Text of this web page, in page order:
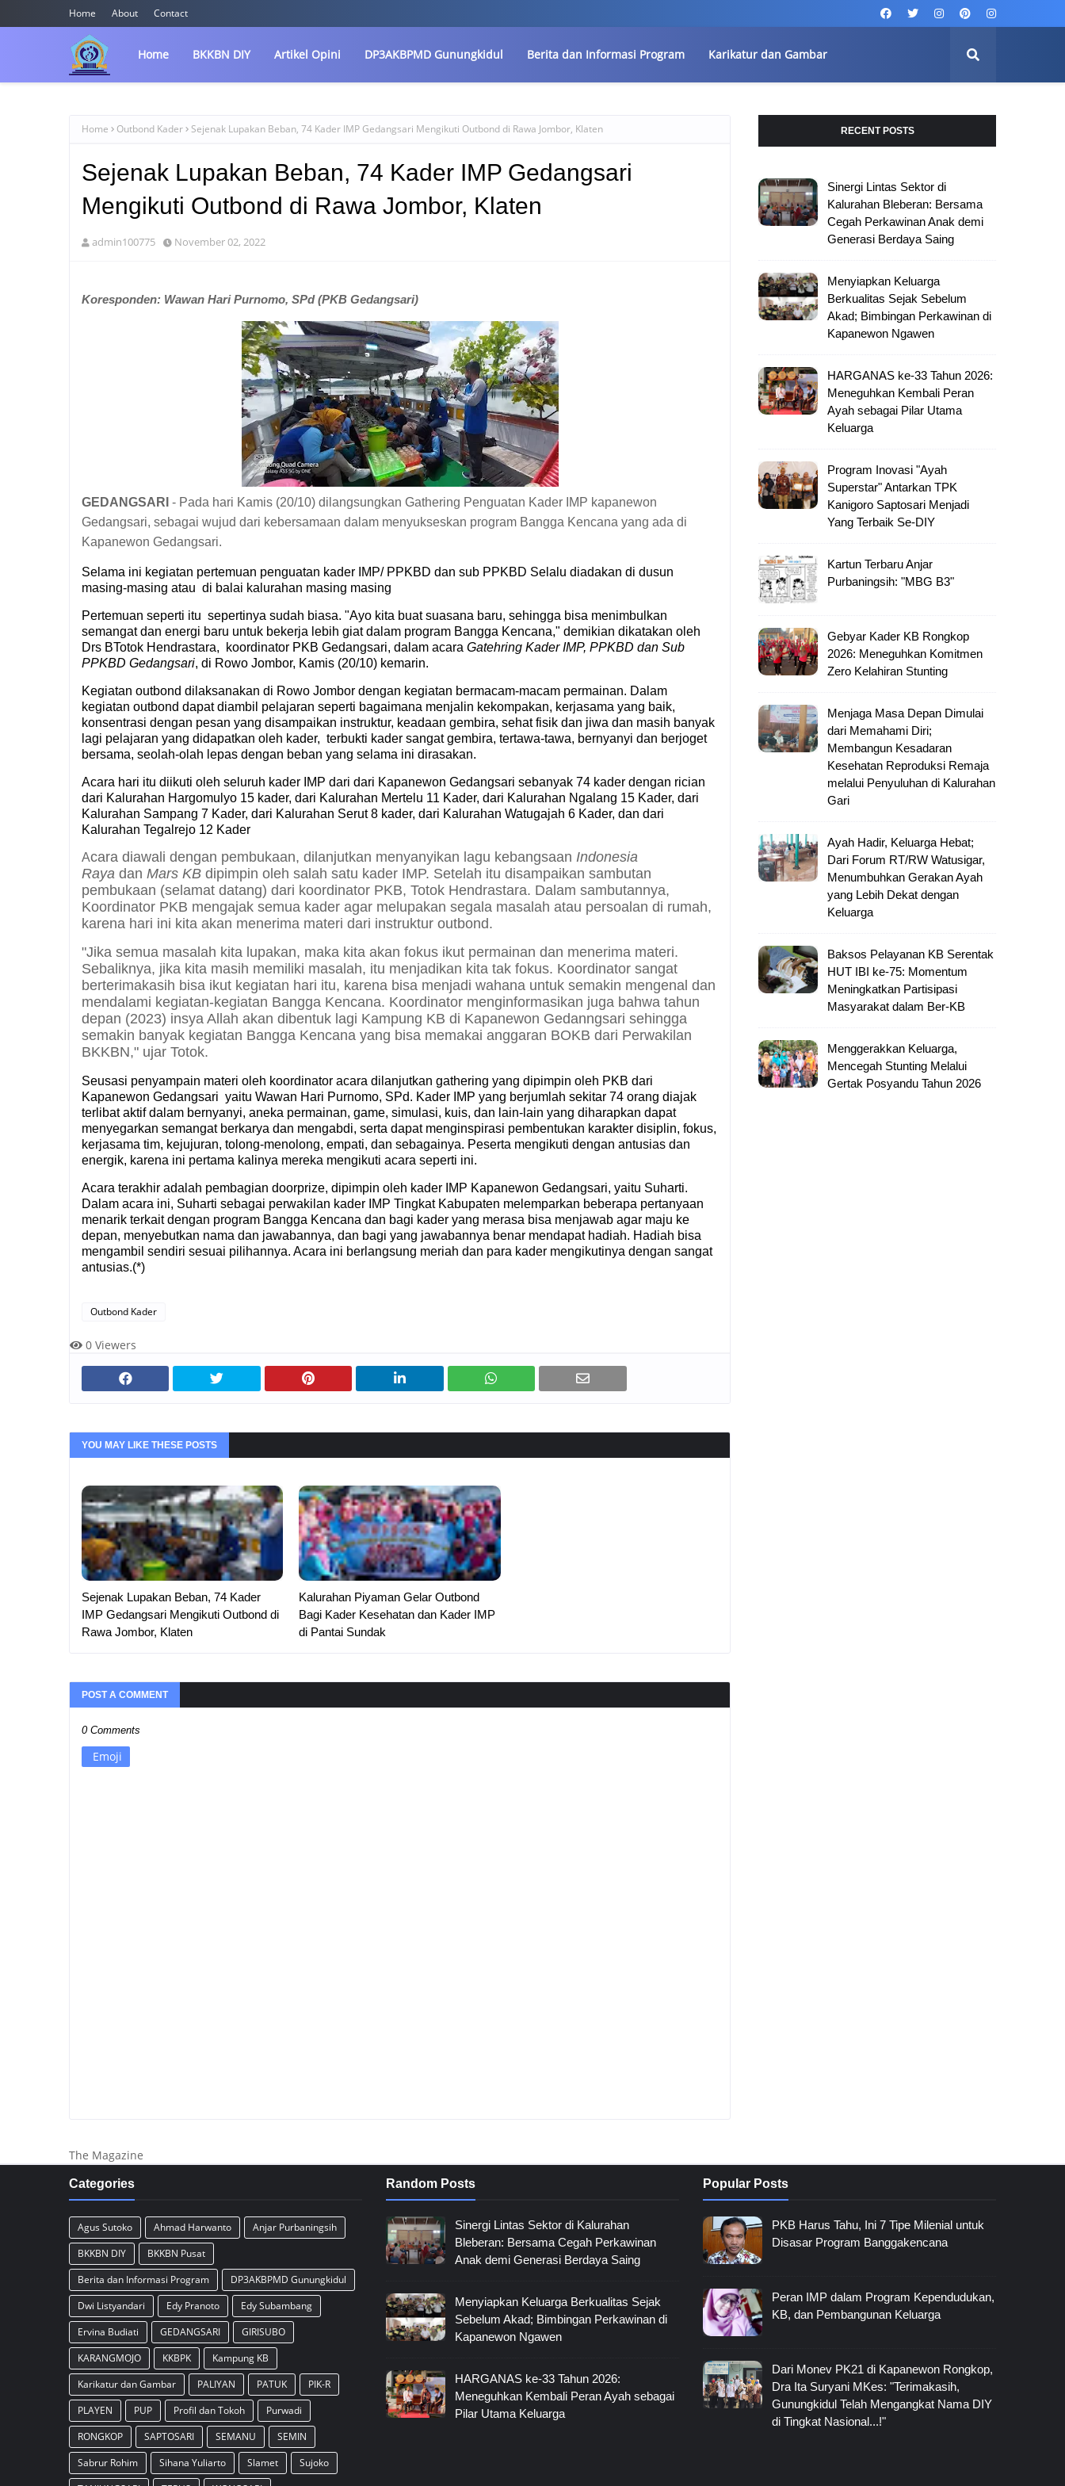
Home About Contact
Home BKKBN DIY Artikel Opini DP3AKBPMD Gunungkidul Berita dan Informasi Program Karikatur dan Gambar
Home Outbond Kader Sejenak Lupakan Beban, 74 Kader IMP Gedangsari Mengikuti Outbond di Rawa Jombor, Klaten
Sejenak Lupakan Beban, 74 Kader IMP Gedangsari
Mengikuti Outbond di Rawa Jombor, Klaten
admin100775 November 02, 2022
Koresponden: Wawan Hari Purnomo, SPd (PKB Gedangsari)
GEDANGSARI - Pada hari Kamis (20/10) dilangsungkan Gathering Penguatan Kader IMP kapanewon
Gedangsari, sebagai wujud dari kebersamaan dalam menyukseskan program Bangga Kencana yang ada di
Kapanewon Gedangsari.
Selama ini kegiatan pertemuan penguatan kader IMP/ PPKBD dan sub PPKBD Selalu diadakan di dusun
masing-masing atau di balai kalurahan masing masing
Pertemuan seperti itu sepertinya sudah biasa. "Ayo kita buat suasana baru, sehingga bisa menimbulkan
semangat dan energi baru untuk bekerja lebih giat dalam program Bangga Kencana," demikian dikatakan oleh
Drs BTotok Hendrastara,
koordinator PKB Gedangsari, dalam acara Gatehring Kader IMP, PPKBD dan Sub
PPKBD Gedangsari, di Rowo Jombor, Kamis (20/10) kemarin.
Kegiatan outbond dilaksanakan di Rowo Jombor dengan kegiatan bermacam-macam permainan. Dalam
kegiatan outbond dapat diambil pelajaran seperti bagaimana menjalin kekompakan, kerjasama yang baik,
konsentrasi dengan pesan yang disampaikan instruktur, keadaan gembira, sehat fisik dan jiwa dan masih banyak
lagi pelajaran yang didapatkan oleh kader, terbukti kader sangat gembira, tertawa-tawa, bernyanyi dan berjoget
bersama, seolah-olah lepas dengan beban yang selama ini dirasakan.
Acara hari itu diikuti oleh seluruh kader IMP dari dari Kapanewon Gedangsari sebanyak 74 kader dengan rician
dari Kalurahan Hargomulyo 15 kader, dari Kalurahan Mertelu 11 Kader, dari Kalurahan Ngalang 15 Kader, dari
Kalurahan Sampang 7 Kader, dari Kalurahan Serut 8 kader, dari Kalurahan Watugajah 6 Kader, dan dari
Kalurahan Tegalrejo 12 Kader
Acara diawali dengan pembukaan, dilanjutkan menyanyikan lagu kebangsaan Indonesia
Raya dan Mars KB dipimpin oleh salah satu kader IMP. Setelah itu disampaikan sambutan
pembukaan (selamat datang) dari koordinator PKB, Totok Hendrastara. Dalam sambutannya,
Koordinator PKB mengajak semua kader agar melupakan segala masalah atau persoalan di rumah,
karena hari ini kita akan menerima materi dari instruktur outbond.
"Jika semua masalah kita lupakan, maka kita akan fokus ikut permainan dan menerima materi.
Sebaliknya, jika kita masih memiliki masalah, itu menjadikan kita tak fokus. Koordinator sangat
berterimakasih bisa ikut kegiatan hari itu, karena bisa menjadi wahana untuk semakin mengenal dan
mendalami kegiatan-kegiatan Bangga Kencana. Koordinator menginformasikan juga bahwa tahun
depan (2023) insya Allah akan dibentuk lagi Kampung KB di Kapanewon Gedanngsari sehingga
semakin banyak kegiatan Bangga Kencana yang bisa memakai anggaran BOKB dari Perwakilan
BKKBN," ujar Totok.
Seusasi penyampain materi oleh koordinator acara dilanjutkan gathering yang dipimpin oleh PKB dari
Kapanewon Gedangsari yaitu Wawan Hari Purnomo, SPd. Kader IMP yang berjumlah sekitar 74 orang diajak
terlibat aktif dalam bernyanyi, aneka permainan, game, simulasi, kuis, dan lain-lain yang diharapkan dapat
menyegarkan semangat berkarya dan mengabdi, serta dapat menginspirasi pembentukan karakter disiplin, fokus,
kerjasama tim, kejujuran, tolong-menolong, empati, dan sebagainya. Peserta mengikuti dengan antusias dan
energik, karena ini pertama kalinya mereka mengikuti acara seperti ini.
Acara terakhir adalah pembagian doorprize, dipimpin oleh kader IMP Kapanewon Gedangsari, yaitu Suharti.
Dalam acara ini, Suharti sebagai perwakilan kader IMP Tingkat Kabupaten melemparkan beberapa pertanyaan
menarik terkait dengan program Bangga Kencana dan bagi kader yang merasa bisa menjawab agar maju ke
depan, menyebutkan nama dan jawabannya, dan bagi yang jawabannya benar mendapat hadiah. Hadiah bisa
mengambil sendiri sesuai pilihannya. Acara ini berlangsung meriah dan para kader mengikutinya dengan sangat
antusias.(*)
Outbond Kader
0 Viewers
YOU MAY LIKE THESE POSTS
Sejenak Lupakan Beban, 74 Kader
IMP Gedangsari Mengikuti Outbond di
Rawa Jombor, Klaten
Kalurahan Piyaman Gelar Outbond
Bagi Kader Kesehatan dan Kader IMP
di Pantai Sundak
POST A COMMENT
0 Comments
Emoji
The Magazine
RECENT POSTS
Sinergi Lintas Sektor di
Kalurahan Bleberan: Bersama
Cegah Perkawinan Anak demi
Generasi Berdaya Saing
Menyiapkan Keluarga
Berkualitas Sejak Sebelum
Akad; Bimbingan Perkawinan di
Kapanewon Ngawen
HARGANAS ke-33 Tahun 2026:
Meneguhkan Kembali Peran
Ayah sebagai Pilar Utama
Keluarga
Program Inovasi "Ayah
Superstar" Antarkan TPK
Kanigoro Saptosari Menjadi
Yang Terbaik Se-DIY
Kartun Terbaru Anjar
Purbaningsih: "MBG B3"
Gebyar Kader KB Rongkop
2026: Meneguhkan Komitmen
Zero Kelahiran Stunting
Menjaga Masa Depan Dimulai
dari Memahami Diri;
Membangun Kesadaran
Kesehatan Reproduksi Remaja
melalui Penyuluhan di Kalurahan
Gari
Ayah Hadir, Keluarga Hebat;
Dari Forum RT/RW Watusigar,
Menumbuhkan Gerakan Ayah
yang Lebih Dekat dengan
Keluarga
Baksos Pelayanan KB Serentak
HUT IBI ke-75: Momentum
Meningkatkan Partisipasi
Masyarakat dalam Ber-KB
Menggerakkan Keluarga,
Mencegah Stunting Melalui
Gertak Posyandu Tahun 2026
Categories
Agus Sutoko Ahmad Harwanto
Anjar Purbaningsih
BKKBN DIY
BKKBN Pusat
Berita dan Informasi Program
DP3AKBPMD Gunungkidul
Dwi Listyandari
Edy Pranoto
Edy Subambang
Ervina Budiati
GEDANGSARI
GIRISUBO
KARANGMOJO
KKBPK
Kampung KB
Karikatur dan Gambar
PALIYAN PATUK
PIK-R
PLAYEN
PUP Profil dan Tokoh
Purwadi
RONGKOP
SAPTOSARI SEMANU
SEMIN
Sabrur Rohim
Sihana Yuliarto Slamet
Sujoko
Random Posts
Sinergi Lintas Sektor di Kalurahan
Bleberan: Bersama Cegah Perkawinan
Anak demi Generasi Berdaya Saing
Menyiapkan Keluarga Berkualitas Sejak
Sebelum Akad; Bimbingan Perkawinan di
Kapanewon Ngawen
HARGANAS ke-33 Tahun 2026:
Meneguhkan Kembali Peran Ayah sebagai
Pilar Utama Keluarga
Popular Posts
PKB Harus Tahu, Ini 7 Tipe Milenial untuk
Disasar Program Banggakencana
Peran IMP dalam Program Kependudukan,
KB, dan Pembangunan Keluarga
Dari Monev PK21 di Kapanewon Rongkop,
Dra Ita Suryani MKes: "Terimakasih,
Gunungkidul Telah Mengangkat Nama DIY
di Tingkat Nasional...!"